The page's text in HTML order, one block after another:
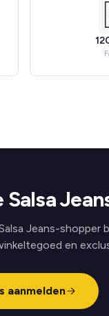
Jeans-shopper
en
aanmelden